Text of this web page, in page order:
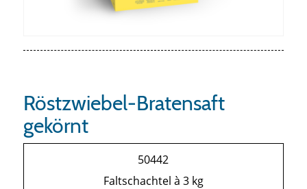
Röstzwiebel-Bratensaft
gekörnt
50442
Faltschachtel à 3 kg